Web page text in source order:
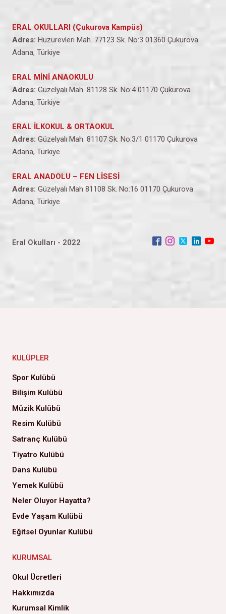
ERAL OKULLARI (Çukurova Kampüs)
Adres: Huzurevleri Mah. 77123 Sk. No:3 01360 Çukurova
Adana, Türkiye
ERAL MİNİ ANAOKULU
Adres: Güzelyalı Mah. 81128 Sk. No:4 01170 Çukurova
Adana, Türkiye
ERAL İLKOKUL & ORTAOKUL
Adres: Güzelyalı Mah. 81107 Sk. No:3/1 01170 Çukurova
Adana, Türkiye
ERAL ANADOLU – FEN LİSESİ
Adres: Güzelyalı Mah 81108 Sk. No:16 01170 Çukurova
Adana, Türkiye
Eral Okulları - 2022
KULÜPLER
Spor Kulübü
Bilişim Kulübü
Müzik Kulübü
Resim Kulübü
Satranç Kulübü
Tiyatro Kulübü
Dans Kulübü
Yemek Kulübü
Neler Oluyor Hayatta?
Evde Yaşam Kulübü
Eğitsel Oyunlar Kulübü
KURUMSAL
Okul Ücretleri
Hakkımızda
Kurumsal Kimlik